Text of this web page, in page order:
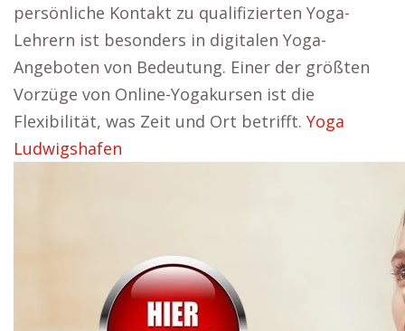
persönliche Kontakt zu qualifizierten Yoga-
Lehrern ist besonders in digitalen Yoga-
Angeboten von Bedeutung. Einer der größten
Vorzüge von Online-Yogakursen ist die
Flexibilität, was Zeit und Ort betrifft. Yoga
Ludwigshafen